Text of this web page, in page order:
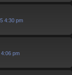
4:30 pm
pm